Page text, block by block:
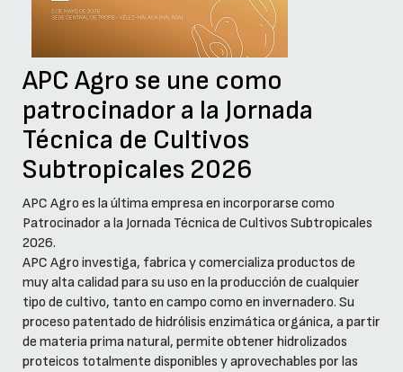
APC Agro se une como
patrocinador a la Jornada
Técnica de Cultivos
Subtropicales 2026
APC Agro es la última empresa en incorporarse como
Patrocinador a la Jornada Técnica de Cultivos Subtropicales
2026.
APC Agro investiga, fabrica y comercializa productos de
muy alta calidad para su uso en la producción de cualquier
tipo de cultivo, tanto en campo como en invernadero. Su
proceso patentado de hidrólisis enzimática orgánica, a partir
de materia prima natural, permite obtener hidrolizados
proteicos totalmente disponibles y aprovechables por las